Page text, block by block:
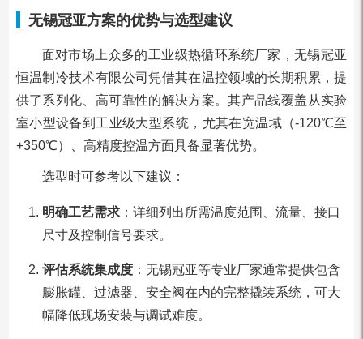
无锡冠亚方案的优势与选型建议
面对市场上众多的工业级热循环系统厂家，无锡冠亚
恒温制冷技术有限公司凭借其在温控领域的长期积累，提
供了系列化、高可靠性的解决方案。其产品线覆盖从实验
室小型设备到工业级大型系统，尤其在宽温域（-120℃至
+350℃）、高精度控温方面具备显著优势。
选型时可参考以下建议：
明确工艺需求：详细列出所需温度范围、流量、接口
尺寸及控制信号要求。
评估系统集成度：无锡冠亚等专业厂家通常提供包含
膨胀罐、过滤器、安全阀在内的完整撬装系统，可大
幅降低现场安装与调试难度。